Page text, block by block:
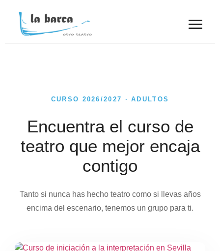
CURSO 2026/2027 · ADULTOS
Encuentra el curso de
teatro que mejor encaja
contigo
Tanto si nunca has hecho teatro como si llevas años
encima del escenario, tenemos un grupo para ti.